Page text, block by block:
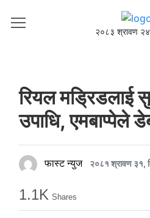
२०८३ श्रावण
रियल मड्रिडलाई
उपाधि, एमबाप्पेले
फास्ट न्युज २०८१ श्रावण ३१,
1.1K Shares